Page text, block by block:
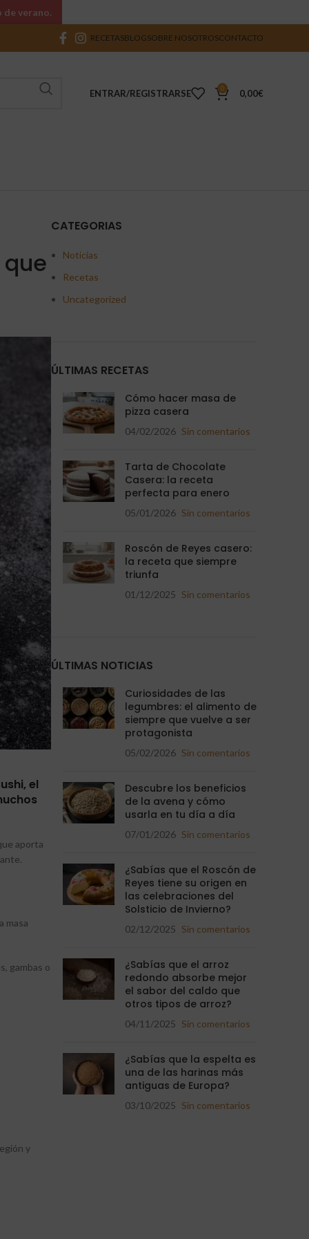
RECETASBLOGSOBRE NOSOTROSCONTACTO
ENTRAR/REGISTRARSE 0 0,00€
el
aporta
masa
gambas o
y
CATEGORIAS
Noticias
Recetas
Uncategorized
ÚLTIMAS RECETAS
Cómo hacer masa de
pizza casera
04/02/2026 Sin comentarios
Tarta de Chocolate
Casera: la receta
perfecta para enero
05/01/2026 Sin comentarios
Roscón de Reyes casero:
la receta que siempre
triunfa
01/12/2025 Sin comentarios
ÚLTIMAS NOTICIAS
Curiosidades de las
legumbres: el alimento de
siempre que vuelve a ser
protagonista
05/02/2026 Sin comentarios
Descubre los beneficios
de la avena y cómo
usarla en tu día a día
07/01/2026 Sin comentarios
¿Sabías que el Roscón de
Reyes tiene su origen en
las celebraciones del
Solsticio de Invierno?
02/12/2025 Sin comentarios
¿Sabías que el arroz
redondo absorbe mejor
el sabor del caldo que
otros tipos de arroz?
04/11/2025 Sin comentarios
¿Sabías que la espelta es
una de las harinas más
antiguas de Europa?
03/10/2025 Sin comentarios
verano.